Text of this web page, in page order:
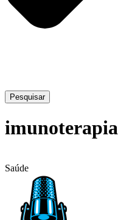
Pesquisar
imunoterapia
Saúde